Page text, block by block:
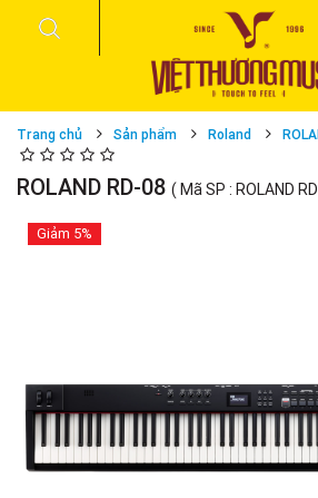
Trang chủ Sản phẩm Roland
ROLAND RD-08 ( Mã SP : ROLAND
Giảm 5%